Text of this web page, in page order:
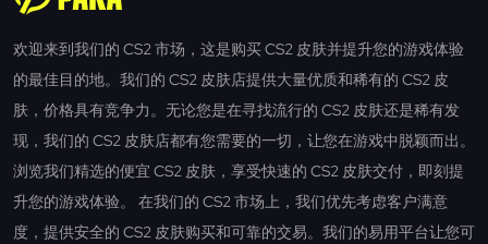
欢迎来到我们的 CS2 市场，这是购买 CS2 皮肤并提升您的游戏体验
的最佳目的地。我们的 CS2 皮肤店提供大量优质和稀有的 CS2 皮
肤，价格具有竞争力。无论您是在寻找流行的 CS2 皮肤还是稀有发
现，我们的 CS2 皮肤店都有您需要的一切，让您在游戏中脱颖而出。
浏览我们精选的便宜 CS2 皮肤，享受快速的 CS2 皮肤交付，即刻提
升您的游戏体验。 在我们的 CS2 市场上，我们优先考虑客户满意
度，提供安全的 CS2 皮肤购买和可靠的交易。我们的易用平台让您可